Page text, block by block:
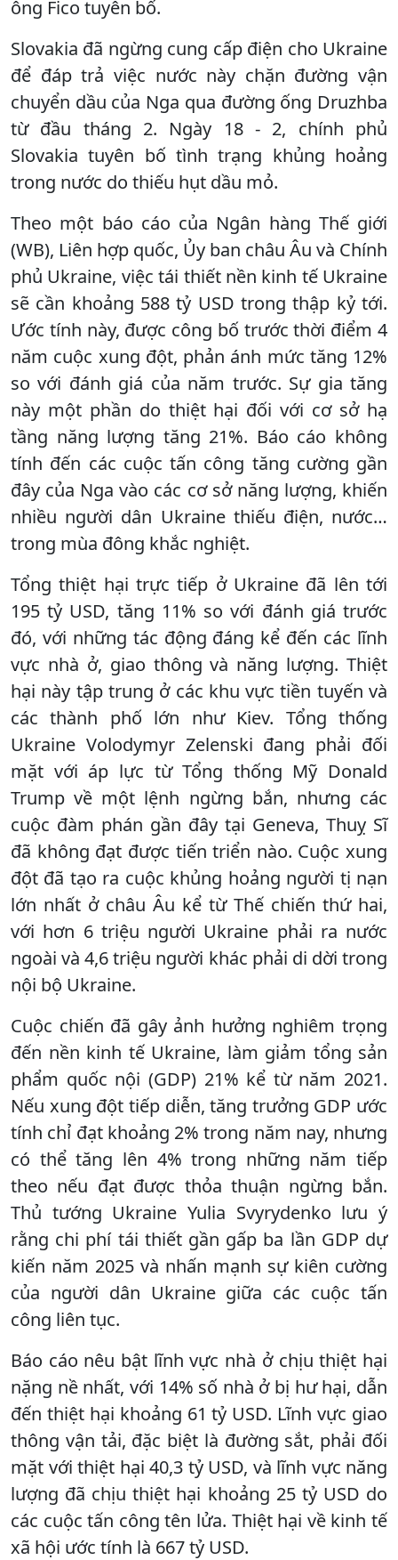
ông Fico tuyên bố.
Slovakia đã ngừng cung cấp điện cho Ukraine
để đáp trả việc nước này chặn đường vận
chuyển dầu của Nga qua đường ống Druzhba
từ đầu tháng 2. Ngày 18 - 2, chính phủ
Slovakia tuyên bố tình trạng khủng hoảng
trong nước do thiếu hụt dầu mỏ.
Theo một báo cáo của Ngân hàng Thế giới
(WB), Liên hợp quốc, Ủy ban châu Âu và Chính
phủ Ukraine, việc tái thiết nền kinh tế Ukraine
sẽ cần khoảng 588 tỷ USD trong thập kỷ tới.
Ước tính này, được công bố trước thời điểm 4
năm cuộc xung đột, phản ánh mức tăng 12%
so với đánh giá của năm trước. Sự gia tăng
này một phần do thiệt hại đối với cơ sở hạ
tầng năng lượng tăng 21%. Báo cáo không
tính đến các cuộc tấn công tăng cường gần
đây của Nga vào các cơ sở năng lượng, khiến
nhiều người dân Ukraine thiếu điện, nước…
trong mùa đông khắc nghiệt.
Tổng thiệt hại trực tiếp ở Ukraine đã lên tới
195 tỷ USD, tăng 11% so với đánh giá trước
đó, với những tác động đáng kể đến các lĩnh
vực nhà ở, giao thông và năng lượng. Thiệt
hại này tập trung ở các khu vực tiền tuyến và
các thành phố lớn như Kiev. Tổng thống
Ukraine Volodymyr Zelenski đang phải đối
mặt với áp lực từ Tổng thống Mỹ Donald
Trump về một lệnh ngừng bắn, nhưng các
cuộc đàm phán gần đây tại Geneva, Thuỵ Sĩ
đã không đạt được tiến triển nào. Cuộc xung
đột đã tạo ra cuộc khủng hoảng người tị nạn
lớn nhất ở châu Âu kể từ Thế chiến thứ hai,
với hơn 6 triệu người Ukraine phải ra nước
ngoài và 4,6 triệu người khác phải di dời trong
nội bộ Ukraine.
Cuộc chiến đã gây ảnh hưởng nghiêm trọng
đến nền kinh tế Ukraine, làm giảm tổng sản
phẩm quốc nội (GDP) 21% kể từ năm 2021.
Nếu xung đột tiếp diễn, tăng trưởng GDP ước
tính chỉ đạt khoảng 2% trong năm nay, nhưng
có thể tăng lên 4% trong những năm tiếp
theo nếu đạt được thỏa thuận ngừng bắn.
Thủ tướng Ukraine Yulia Svyrydenko lưu ý
rằng chi phí tái thiết gần gấp ba lần GDP dự
kiến ​​năm 2025 và nhấn mạnh sự kiên cường
của người dân Ukraine giữa các cuộc tấn
công liên tục.
Báo cáo nêu bật lĩnh vực nhà ở chịu thiệt hại
nặng nề nhất, với 14% số nhà ở bị hư hại, dẫn
đến thiệt hại khoảng 61 tỷ USD. Lĩnh vực giao
thông vận tải, đặc biệt là đường sắt, phải đối
mặt với thiệt hại 40,3 tỷ USD, và lĩnh vực năng
lượng đã chịu thiệt hại khoảng 25 tỷ USD do
các cuộc tấn công tên lửa. Thiệt hại về kinh tế
xã hội ước tính là 667 tỷ USD.